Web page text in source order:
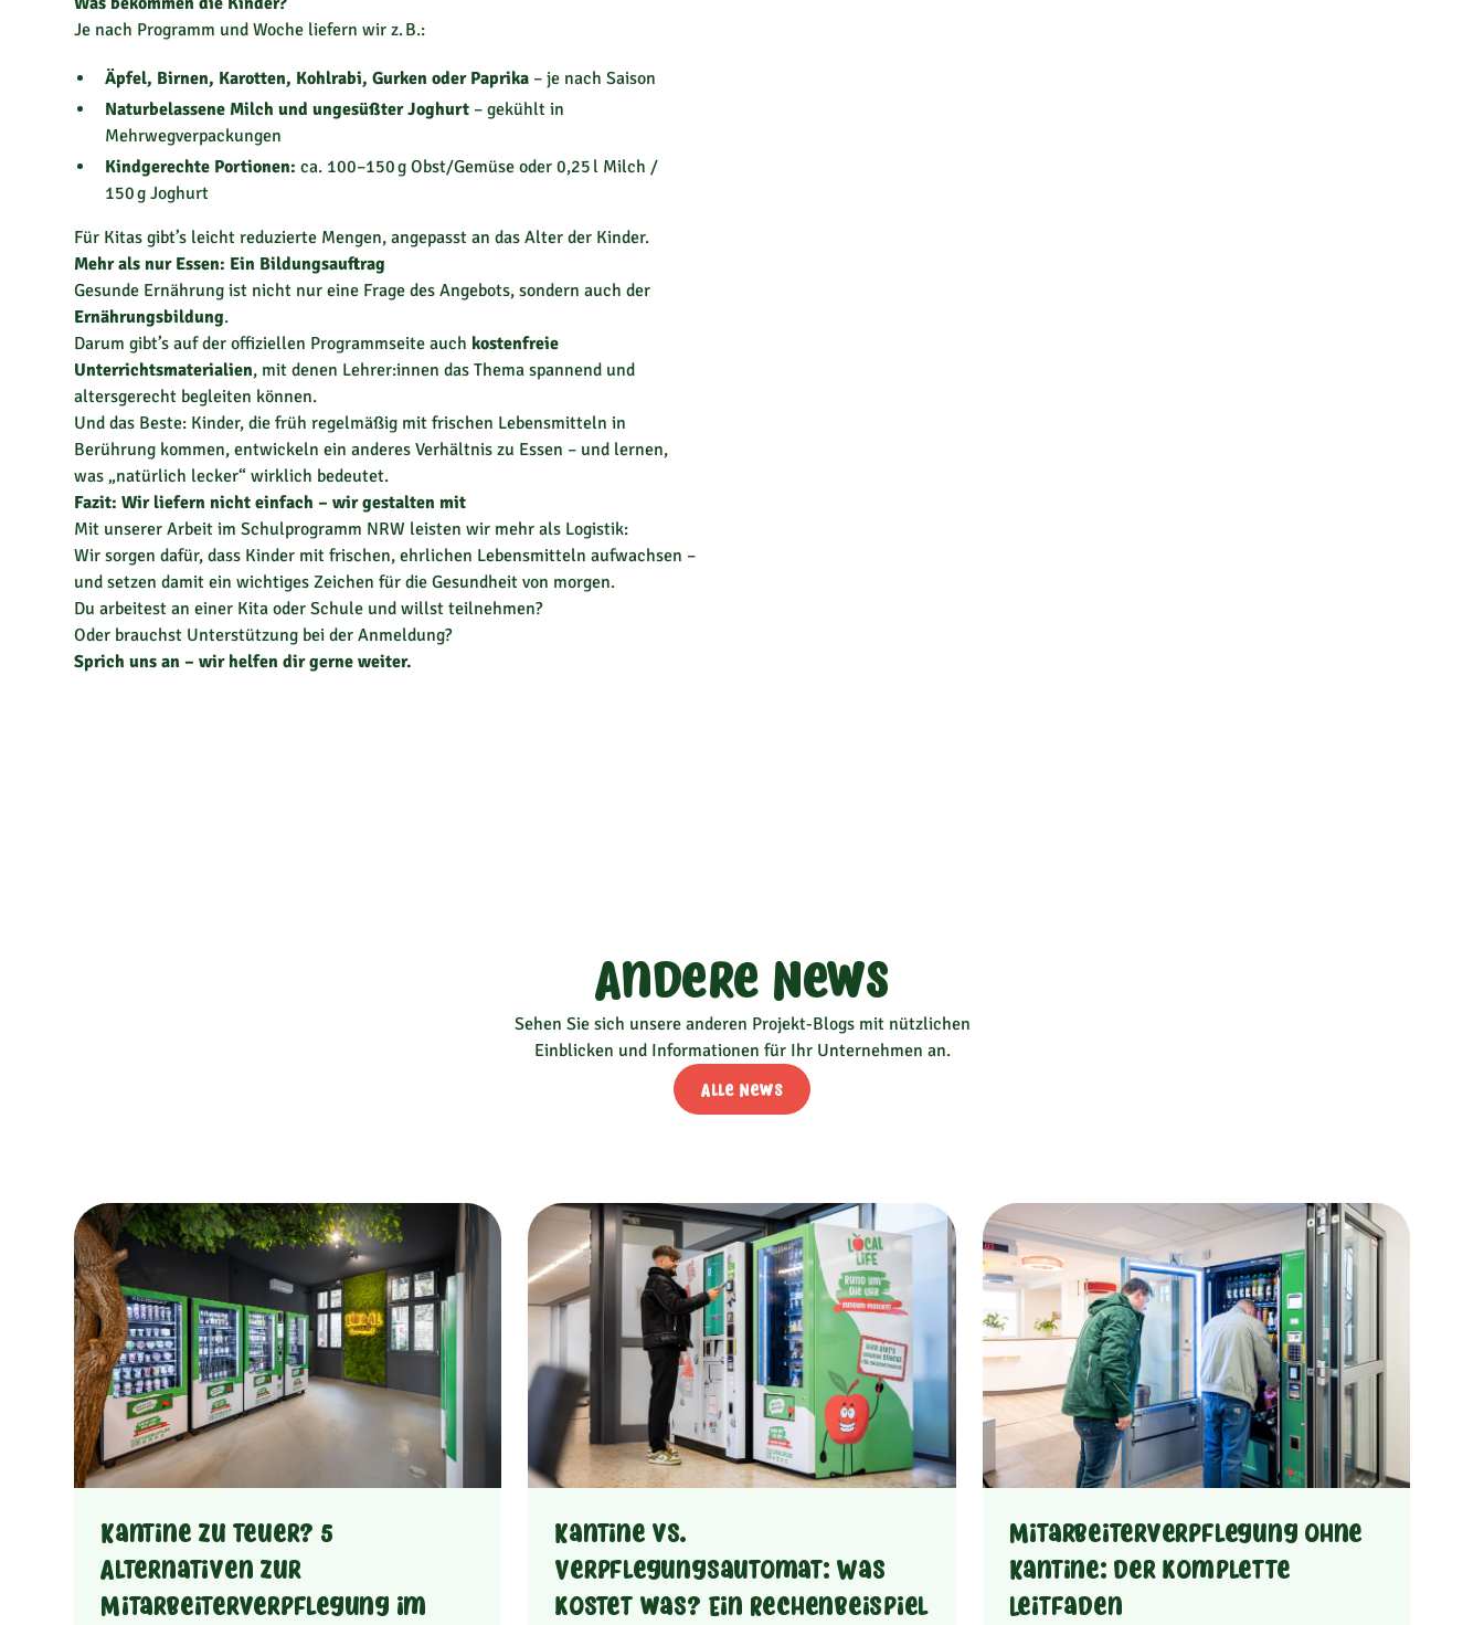
Je nach Programm und Woche liefern wir z. B.:
Äpfel, Birnen, Karotten, Kohlrabi, Gurken oder Paprika – je nach Saison
Naturbelassene Milch und ungesüßter Joghurt – gekühlt in
Mehrwegverpackungen
Kindgerechte Portionen: ca. 100–150 g Obst/Gemüse oder 0,25 l Milch /
150 g Joghurt
Für Kitas gibt’s leicht reduzierte Mengen, angepasst an das Alter der Kinder.
Mehr als nur Essen: Ein Bildungsauftrag
Gesunde Ernährung ist nicht nur eine Frage des Angebots, sondern auch der
Ernährungsbildung.
Darum gibt’s auf der offiziellen Programmseite auch kostenfreie
Unterrichtsmaterialien, mit denen Lehrer:innen das Thema spannend und
altersgerecht begleiten können.
Und das Beste: Kinder, die früh regelmäßig mit frischen Lebensmitteln in
Berührung kommen, entwickeln ein anderes Verhältnis zu Essen – und lernen,
was „natürlich lecker“ wirklich bedeutet.
Fazit: Wir liefern nicht einfach – wir gestalten mit
Mit unserer Arbeit im Schulprogramm NRW leisten wir mehr als Logistik:
Wir sorgen dafür, dass Kinder mit frischen, ehrlichen Lebensmitteln aufwachsen –
und setzen damit ein wichtiges Zeichen für die Gesundheit von morgen.
Du arbeitest an einer Kita oder Schule und willst teilnehmen?
Oder brauchst Unterstützung bei der Anmeldung?
Sprich uns an – wir helfen dir gerne weiter.
Andere News
Sehen Sie sich unsere anderen Projekt-Blogs mit nützlichen
Einblicken und Informationen für Ihr Unternehmen an.
Alle News
Kantine zu teuer? 5
Alternativen zur
Mitarbeiterverpflegung im
Kantine vs.
Verpflegungsautomat: Was
kostet was? Ein Rechenbeispiel
Mitarbeiterverpflegung ohne
Kantine: der komplette
Leitfaden